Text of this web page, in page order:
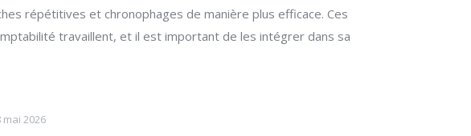
répétitives et chronophages de manière plus efficace. Ces
travaillent, et il est important de les intégrer dans sa
mai 2026